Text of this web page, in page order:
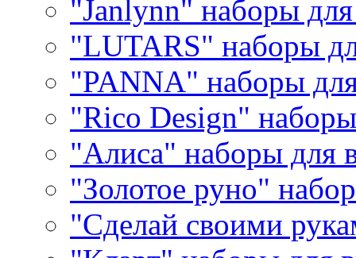
"Janlynn" наборы
"LUTARS" наборы
"PANNA" наборы
"Rico Design"
"Алиса" наборы для
"Золотое руно"
"Сделай своими